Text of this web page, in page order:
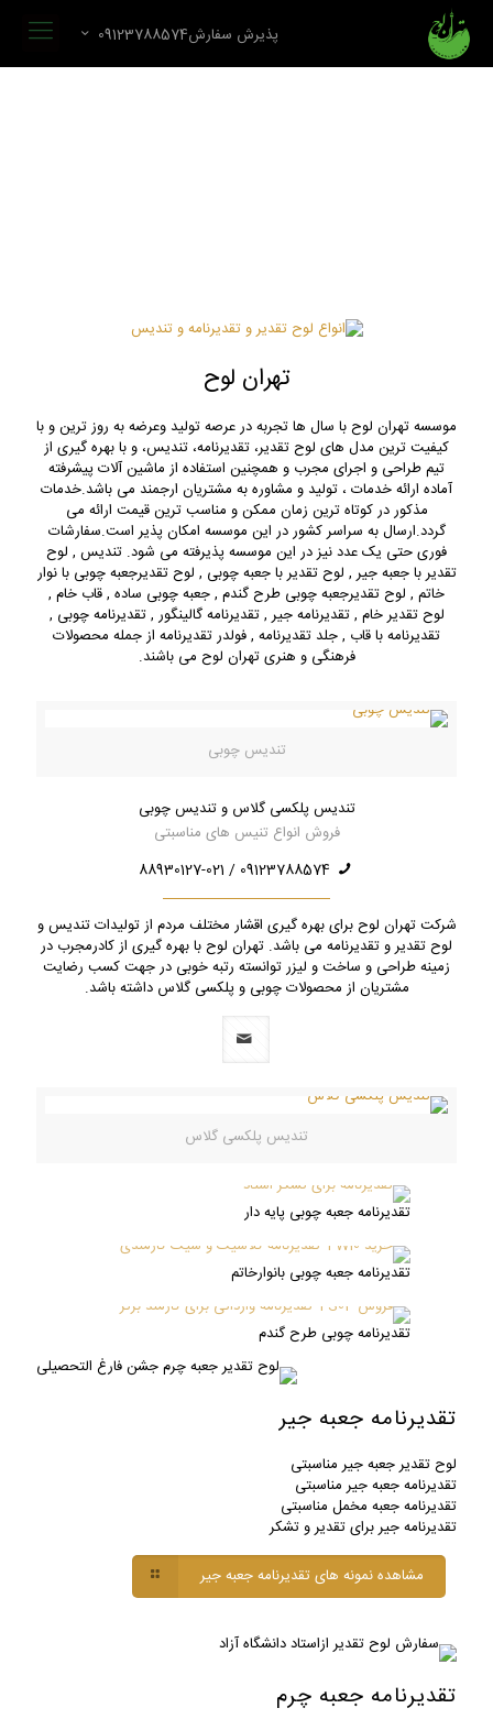
پذیرش سفارش09123788574
تهران لوح
موسسه تهران لوح با سال ها تجربه در عرصه تولید وعرضه به روز ترین و با
کیفیت ترین مدل های لوح تقدیر، تقدیرنامه، تندیس، و با بهره گیری از
تیم طراحی و اجرای مجرب و همچنین استفاده از ماشین آلات پیشرفته
آماده ارائه خدمات ، تولید و مشاوره به مشتریان ارجمند می باشد.خدمات
مذکور در کوتاه ترین زمان ممکن و مناسب ترین قیمت ارائه می
گردد.ارسال به سراسر کشور در این موسسه امکان پذیر است.سفارشات
فوری حتی یک عدد نیز در این موسسه پذیرفته می شود. تندیس , لوح
تقدیر با جعبه جیر , لوح تقدیر با جعبه چوبی , لوح تقدیرجعبه چوبی با نوار
خاتم , لوح تقدیرجعبه چوبی طرح گندم , جعبه چوبی ساده , قاب خام ,
لوح تقدیر خام , تقدیرنامه جیر , تقدیرنامه گالینگور , تقدیرنامه چوبی ,
تقدیرنامه با قاب , جلد تقدیرنامه , فولدر تقدیرنامه از جمله محصولات
فرهنگی و هنری تهران لوح می باشند.
تندیس چوبی
تندیس پلکسی گلاس و تندیس چوبی
فروش انواع تنیس های مناسبتی
09123788574 / 88930127-021
شرکت تهران لوح برای بهره گیری اقشار مختلف مردم از تولیدات تندیس و
لوح تقدیر و تقدیرنامه می باشد. تهران لوح با بهره گیری از کادرمجرب در
زمینه طراحی و ساخت و لیزر توانسته رتبه خوبی در جهت کسب رضایت
مشتریان از محصولات چوبی و پلکسی گلاس داشته باشد.
تندیس پلکسی گلاس
تقدیرنامه جعبه چوبی پایه دار
تقدیرنامه جعبه چوبی بانوارخاتم
تقدیرنامه چوبی طرح گندم
تقدیرنامه جعبه جیر
لوح تقدیر جعبه جیر مناسبتی
تقدیرنامه جعبه جیر مناسبتی
تقدیرنامه جعبه مخمل مناسبتی
تقدیرنامه جیر برای تقدیر و تشکر
مشاهده نمونه های تقدیرنامه جعبه جیر
تقدیرنامه جعبه چرم